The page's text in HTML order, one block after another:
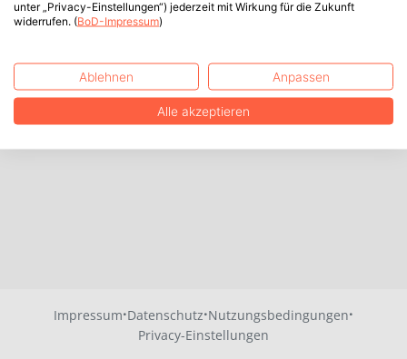
Impressum·Datenschutz·Nutzungsbedingungen·
Privacy-Einstellungen
unter „Privacy-Einstellungen“) jederzeit mit Wirkung für die Zukunft
widerrufen. (BoD-Impressum)
Ablehnen Anpassen
Alle akzeptieren